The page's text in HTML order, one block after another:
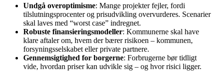
Undgå overoptimisme: Mange projekter fejler, fordi
tilslutningsprocenter og prisudvikling overvurderes. Scenarier
skal laves med “worst case” indregnet.
Robuste finansieringsmodeller: Kommunerne skal have
klare aftaler om, hvem der bærer risikoen – kommunen,
forsyningsselskabet eller private partnere.
Gennemsigtighed for borgerne: Forbrugerne bør tidligt
vide, hvordan priser kan udvikle sig – og hvor risici ligger.